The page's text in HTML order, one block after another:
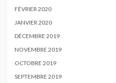
FÉVRIER 2020
JANVIER 2020
DÉCEMBRE 2019
NOVEMBRE 2019
OCTOBRE 2019
SEPTEMBRE 2019